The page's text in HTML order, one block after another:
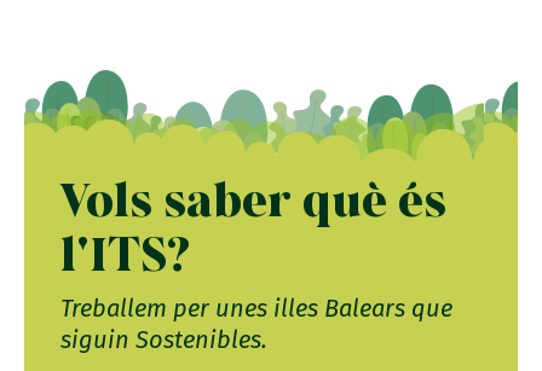
Vols saber què és
l'ITS?
Treballem per unes illes Balears que
siguin Sostenibles.